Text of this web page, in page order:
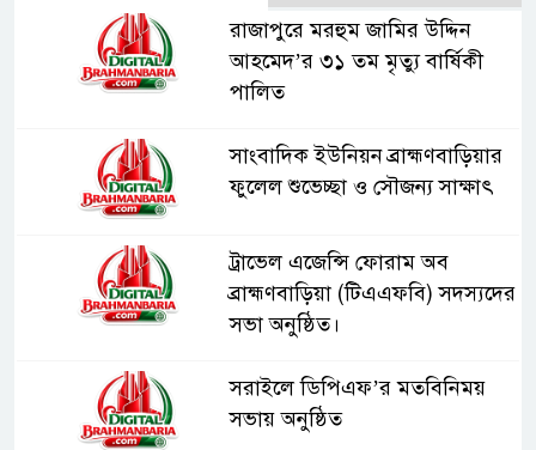
রাজাপুরে মরহুম জামির উদ্দিন
আহমেদ’র ৩১ তম মৃত্যু বার্ষিকী
পালিত
সাংবাদিক ইউনিয়ন ব্রাহ্মণবাড়িয়ার
ফুলেল শুভেচ্ছা ও সৌজন্য সাক্ষাৎ
ট্রাভেল এজেন্সি ফোরাম অব
ব্রাহ্মণবাড়িয়া (টিএএফবি) সদস্যদের
সভা অনুষ্ঠিত।
সরাইলে ডিপিএফ’র মতবিনিময়
সভায় অনুষ্ঠিত